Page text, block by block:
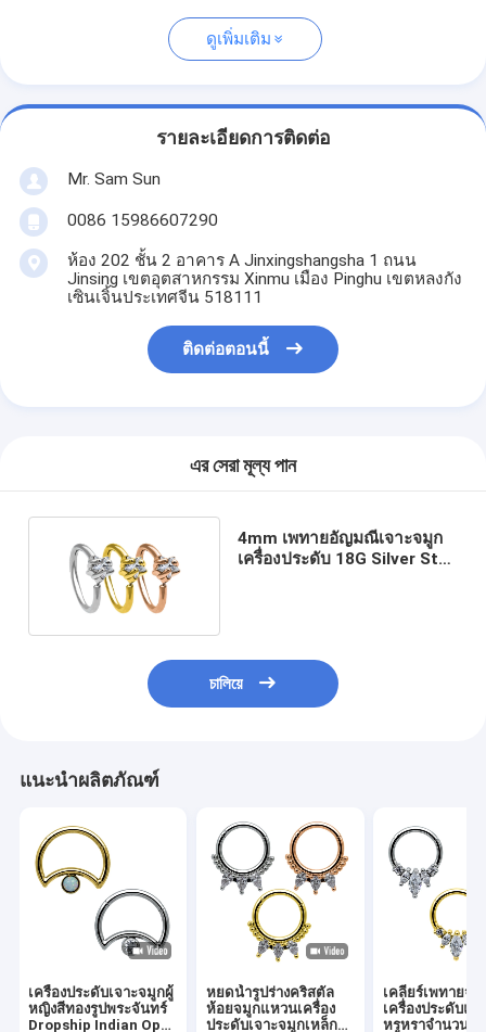
ดูเพิ่มเติม
รายละเอียดการติดต่อ
Mr. Sam Sun
0086 15986607290
ห้อง 202 ชั้น 2 อาคาร A Jinxingshangsha 1 ถนน
Jinsing เขตอุตสาหกรรม Xinmu เมือง Pinghu เขตหลงกัง
เซินเจิ้นประเทศจีน 518111
ติดต่อตอนนี้
এর সেরা মূল্য পান
4mm เพทายอัญมณีเจาะจมูก
เครื่องประดับ 18G Silver Star
চালিয়ে
แนะนำผลิตภัณฑ์
เครื่องประดับเจาะจมูกผู้
หญิงสีทองรูปพระจันทร์
Dropship Indian Opal
หยดน้ำรูปร่างคริสตัล
ห้อยจมูกแหวนเครื่อง
ประดับเจาะจมูกเหล็ก
เคลียร์เพทายจมู
เครื่องประดับแ
หรูหราจำนวนม